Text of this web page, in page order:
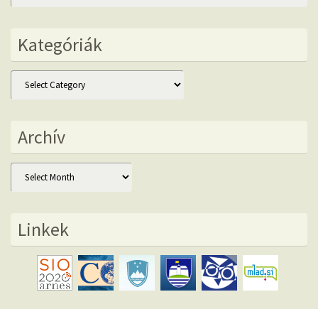
Kategóriák
Kategóriák
Archív
Archív
Linkek